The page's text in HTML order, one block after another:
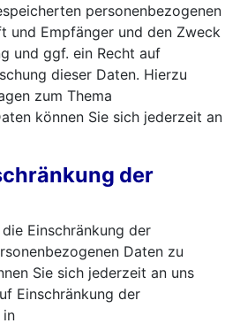
personenbezogenen
und Empfänger und den Zweck
und ggf. ein Recht auf
dieser Daten. Hierzu
zum Thema
können Sie sich jederzeit an
der
Einschränkung der
Daten zu
Sie sich jederzeit an uns
Einschränkung der
in